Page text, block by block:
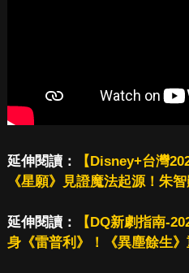
延伸閱讀：
【Disney+台灣
《星願》見證魔法起源！朱
延伸閱讀：
【DQ新劇指南-
身《雷普利》！《異塵餘生